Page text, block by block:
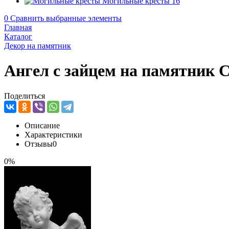
0 Сравнить выбранные элементы
Главная
Каталог
Декор на памятник
Ангел с зайцем на памятник
Поделиться
Описание
Характеристики
Отзывы0
0%